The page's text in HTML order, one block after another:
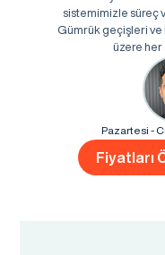
sistemimizle süreç
Gümrük geçişleri ve
üzere her
Pazartesi -
Fiyatları